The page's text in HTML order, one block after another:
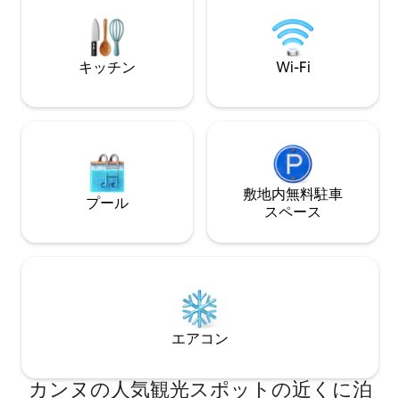
タオル、石鹸、シャンプー 🫧 ホテル並み
の水準でプロによる清掃 🔑 24時間365日
対応のセルフチェックイン ✔ ご要望に応
じてアーリーチェックインとレイトチェ
キッチン Wi-Fi
プール
敷地内無料駐⁠車
ス⁠ペ⁠ー⁠ス
エアコン
カンヌの人気観光スポットの近くに泊